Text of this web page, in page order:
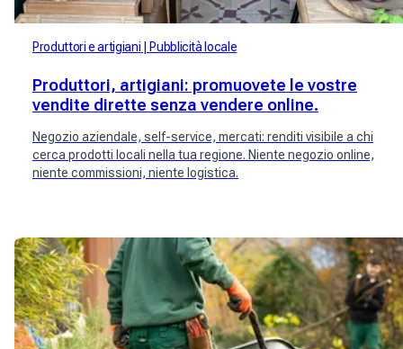
Produttori e artigiani Pubblicità locale
Produttori, artigiani: promuovete le vostre
vendite dirette senza vendere online.
Negozio aziendale, self-service, mercati: renditi visibile a chi
cerca prodotti locali nella tua regione. Niente negozio online,
niente commissioni, niente logistica.